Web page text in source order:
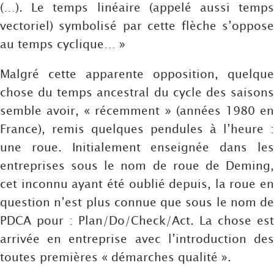
(…). Le temps linéaire (appelé aussi temps
vectoriel) symbolisé par cette flèche s’oppose
au temps cyclique… »
Malgré cette apparente opposition, quelque
chose du temps ancestral du cycle des saisons
semble avoir, « récemment » (années 1980 en
France), remis quelques pendules à l’heure :
une roue. Initialement enseignée dans les
entreprises sous le nom de roue de Deming,
cet inconnu ayant été oublié depuis, la roue en
question n’est plus connue que sous le nom de
PDCA pour : Plan/Do/Check/Act. La chose est
arrivée en entreprise avec l’introduction des
toutes premières « démarches qualité ».